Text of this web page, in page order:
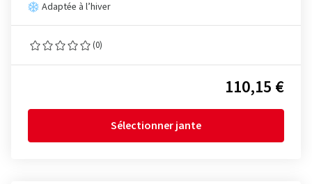
Adaptée à l’hiver
(0)
110,15 €
Sélectionner jante